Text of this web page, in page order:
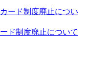
ド制度廃止について